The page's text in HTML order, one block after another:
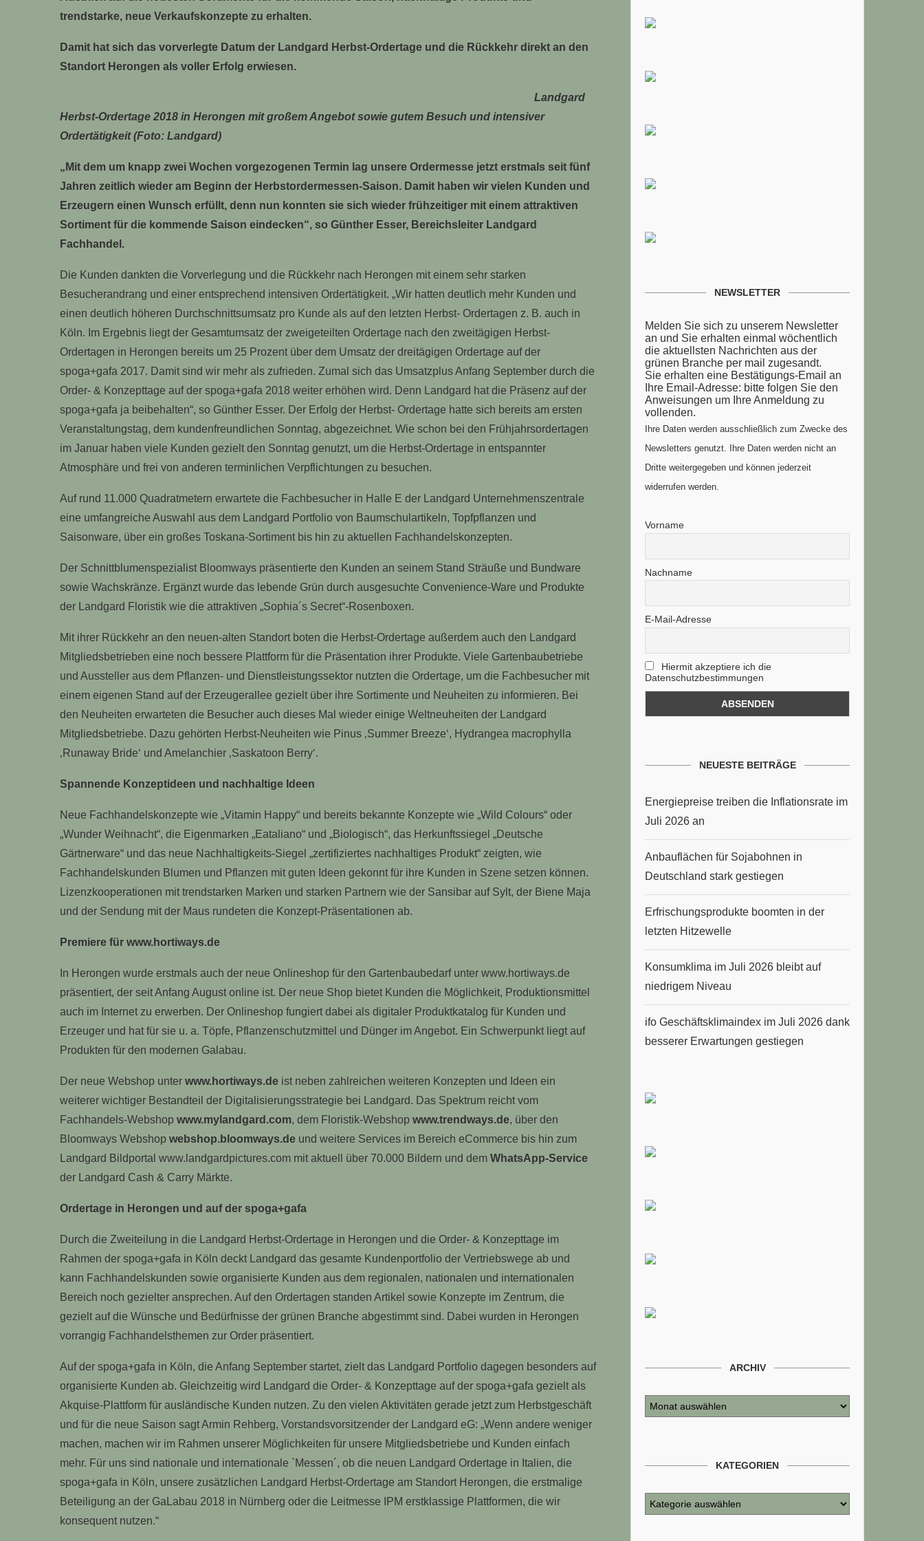
trendstarke, neue Verkaufskonzepte zu erhalten.
Damit hat sich das vorverlegte Datum der Landgard Herbst-Ordertage und die Rückkehr direkt an den
Standort Herongen als voller Erfolg erwiesen.
Landgard
Herbst-Ordertage 2018 in Herongen mit großem Angebot sowie gutem Besuch und intensiver
Ordertätigkeit (Foto: Landgard)
„Mit dem um knapp zwei Wochen vorgezogenen Termin lag unsere Ordermesse jetzt erstmals seit fünf
Jahren zeitlich wieder am Beginn der Herbstordermessen-Saison. Damit haben wir vielen Kunden und
Erzeugern einen Wunsch erfüllt, denn nun konnten sie sich wieder frühzeitiger mit einem attraktiven
Sortiment für die kommende Saison eindecken“, so Günther Esser, Bereichsleiter Landgard
Fachhandel.
Die Kunden dankten die Vorverlegung und die Rückkehr nach Herongen mit einem sehr starken
Besucherandrang und einer entsprechend intensiven Ordertätigkeit. „Wir hatten deutlich mehr Kunden und
einen deutlich höheren Durchschnittsumsatz pro Kunde als auf den letzten Herbst- Ordertagen z. B. auch in
Köln. Im Ergebnis liegt der Gesamtumsatz der zweigeteilten Ordertage nach den zweitägigen Herbst-
Ordertagen in Herongen bereits um 25 Prozent über dem Umsatz der dreitägigen Ordertage auf der
spoga+gafa 2017. Damit sind wir mehr als zufrieden. Zumal sich das Umsatzplus Anfang September durch die
Order- & Konzepttage auf der spoga+gafa 2018 weiter erhöhen wird. Denn Landgard hat die Präsenz auf der
spoga+gafa ja beibehalten“, so Günther Esser. Der Erfolg der Herbst- Ordertage hatte sich bereits am ersten
Veranstaltungstag, dem kundenfreundlichen Sonntag, abgezeichnet. Wie schon bei den Frühjahrsordertagen
im Januar haben viele Kunden gezielt den Sonntag genutzt, um die Herbst-Ordertage in entspannter
Atmosphäre und frei von anderen terminlichen Verpflichtungen zu besuchen.
Auf rund 11.000 Quadratmetern erwartete die Fachbesucher in Halle E der Landgard Unternehmenszentrale
eine umfangreiche Auswahl aus dem Landgard Portfolio von Baumschulartikeln, Topfpflanzen und
Saisonware, über ein großes Toskana-Sortiment bis hin zu aktuellen Fachhandelskonzepten.
Der Schnittblumenspezialist Bloomways präsentierte den Kunden an seinem Stand Sträuße und Bundware
sowie Wachskränze. Ergänzt wurde das lebende Grün durch ausgesuchte Convenience-Ware und Produkte
der Landgard Floristik wie die attraktiven „Sophia´s Secret“-Rosenboxen.
Mit ihrer Rückkehr an den neuen-alten Standort boten die Herbst-Ordertage außerdem auch den Landgard
Mitgliedsbetrieben eine noch bessere Plattform für die Präsentation ihrer Produkte. Viele Gartenbaubetriebe
und Aussteller aus dem Pflanzen- und Dienstleistungssektor nutzten die Ordertage, um die Fachbesucher mit
einem eigenen Stand auf der Erzeugerallee gezielt über ihre Sortimente und Neuheiten zu informieren. Bei
den Neuheiten erwarteten die Besucher auch dieses Mal wieder einige Weltneuheiten der Landgard
Mitgliedsbetriebe. Dazu gehörten Herbst-Neuheiten wie Pinus ‚Summer Breeze‘, Hydrangea macrophylla
‚Runaway Bride‘ und Amelanchier ‚Saskatoon Berry‘.
Spannende Konzeptideen und nachhaltige Ideen
Neue Fachhandelskonzepte wie „Vitamin Happy“ und bereits bekannte Konzepte wie „Wild Colours“ oder
„Wunder Weihnacht“, die Eigenmarken „Eataliano“ und „Biologisch“, das Herkunftssiegel „Deutsche
Gärtnerware“ und das neue Nachhaltigkeits-Siegel „zertifiziertes nachhaltiges Produkt“ zeigten, wie
Fachhandelskunden Blumen und Pflanzen mit guten Ideen gekonnt für ihre Kunden in Szene setzen können.
Lizenzkooperationen mit trendstarken Marken und starken Partnern wie der Sansibar auf Sylt, der Biene Maja
und der Sendung mit der Maus rundeten die Konzept-Präsentationen ab.
Premiere für www.hortiways.de
In Herongen wurde erstmals auch der neue Onlineshop für den Gartenbaubedarf unter www.hortiways.de
präsentiert, der seit Anfang August online ist. Der neue Shop bietet Kunden die Möglichkeit, Produktionsmittel
auch im Internet zu erwerben. Der Onlineshop fungiert dabei als digitaler Produktkatalog für Kunden und
Erzeuger und hat für sie u. a. Töpfe, Pflanzenschutzmittel und Dünger im Angebot. Ein Schwerpunkt liegt auf
Produkten für den modernen Galabau.
Der neue Webshop unter www.hortiways.de ist neben zahlreichen weiteren Konzepten und Ideen ein
weiterer wichtiger Bestandteil der Digitalisierungsstrategie bei Landgard. Das Spektrum reicht vom
Fachhandels-Webshop www.mylandgard.com, dem Floristik-Webshop www.trendways.de, über den
Bloomways Webshop webshop.bloomways.de und weitere Services im Bereich eCommerce bis hin zum
Landgard Bildportal www.landgardpictures.com mit aktuell über 70.000 Bildern und dem WhatsApp-Service
der Landgard Cash & Carry Märkte.
Ordertage in Herongen und auf der spoga+gafa
Durch die Zweiteilung in die Landgard Herbst-Ordertage in Herongen und die Order- & Konzepttage im
Rahmen der spoga+gafa in Köln deckt Landgard das gesamte Kundenportfolio der Vertriebswege ab und
kann Fachhandelskunden sowie organisierte Kunden aus dem regionalen, nationalen und internationalen
Bereich noch gezielter ansprechen. Auf den Ordertagen standen Artikel sowie Konzepte im Zentrum, die
gezielt auf die Wünsche und Bedürfnisse der grünen Branche abgestimmt sind. Dabei wurden in Herongen
vorrangig Fachhandelsthemen zur Order präsentiert.
Auf der spoga+gafa in Köln, die Anfang September startet, zielt das Landgard Portfolio dagegen besonders auf
organisierte Kunden ab. Gleichzeitig wird Landgard die Order- & Konzepttage auf der spoga+gafa gezielt als
Akquise-Plattform für ausländische Kunden nutzen. Zu den vielen Aktivitäten gerade jetzt zum Herbstgeschäft
und für die neue Saison sagt Armin Rehberg, Vorstandsvorsitzender der Landgard eG: „Wenn andere weniger
machen, machen wir im Rahmen unserer Möglichkeiten für unsere Mitgliedsbetriebe und Kunden einfach
mehr. Für uns sind nationale und internationale `Messen´, ob die neuen Landgard Ordertage in Italien, die
spoga+gafa in Köln, unsere zusätzlichen Landgard Herbst-Ordertage am Standort Herongen, die erstmalige
Beteiligung an der GaLabau 2018 in Nürnberg oder die Leitmesse IPM erstklassige Plattformen, die wir
konsequent nutzen.“
NEWSLETTER
Melden Sie sich zu unserem Newsletter
an und Sie erhalten einmal wöchentlich
die aktuellsten Nachrichten aus der
grünen Branche per mail zugesandt.
Sie erhalten eine Bestätigungs-Email an
Ihre Email-Adresse: bitte folgen Sie den
Anweisungen um Ihre Anmeldung zu
vollenden.
Ihre Daten werden ausschließlich zum Zwecke des
Newsletters genutzt. Ihre Daten werden nicht an
Dritte weitergegeben und können jederzeit
widerrufen werden.
Vorname
Nachname
E-Mail-Adresse
Hiermit akzeptiere ich die
Datenschutzbestimmungen
NEUESTE BEITRÄGE
Energiepreise treiben die Inflationsrate im
Juli 2026 an
Anbauflächen für Sojabohnen in
Deutschland stark gestiegen
Erfrischungsprodukte boomten in der
letzten Hitzewelle
Konsumklima im Juli 2026 bleibt auf
niedrigem Niveau
ifo Geschäftsklimaindex im Juli 2026 dank
besserer Erwartungen gestiegen
ARCHIV
KATEGORIEN